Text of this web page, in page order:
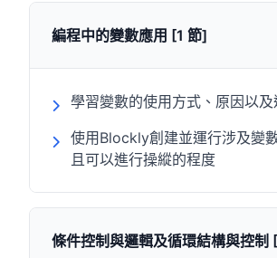
編程中的變數應用 [1 節]
學習變數的使用方式、原因以
使用Blockly創建並運行涉及變
且可以進行操縱的程度
條件控制與邏輯及循環結構與控制